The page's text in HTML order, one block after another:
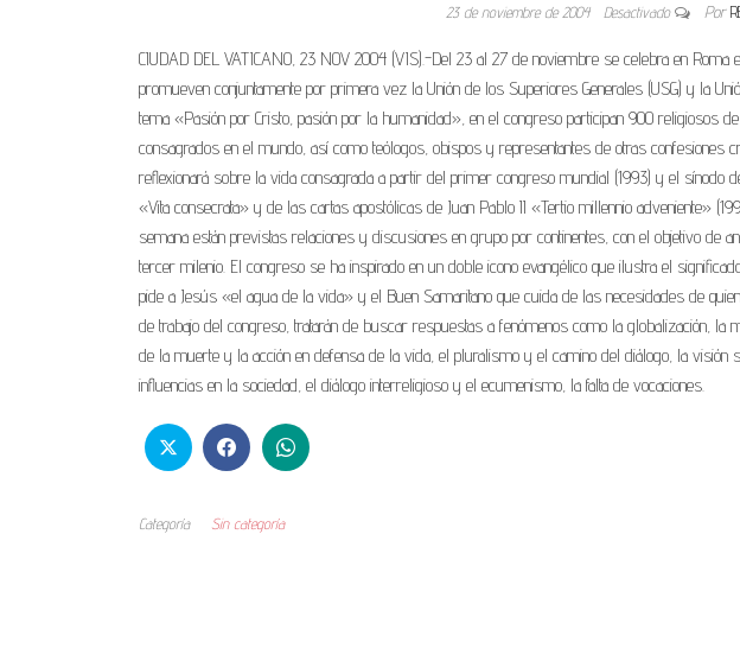
23 de noviembre de 2004 Desactivado Por
CIUDAD DEL VATICANO, 23 NOV 2004 (VIS).-Del 23 al 27 de noviembre se celebra en
promueven conjuntamente por primera vez la Unión de los Superiores Generales (USG) y la
tema «Pasión por Cristo, pasión por la humanidad», en el congreso participan 900 religiosos
consagrados en el mundo, así como teólogos, obispos y representantes de otras confesiones
reflexionará sobre la vida consagrada a partir del primer congreso mundial (1993) y el sínodo
«Vita consecrata» y de las cartas apostólicas de Juan Pablo II «Tertio millennio adveniente»
semana están previstas relaciones y discusiones en grupo por continentes, con el objetivo de
tercer milenio. El congreso se ha inspirado en un doble icono evangélico que ilustra el
pide a Jesús «el agua de la vida» y el Buen Samaritano que cuida de las necesidades de
de trabajo del congreso, tratarán de buscar respuestas a fenómenos como la globalización,
de la muerte y la acción en defensa de la vida, el pluralismo y el camino del diálogo, la
influencias en la sociedad, el diálogo interreligioso y el ecumenismo, la falta de vocaciones.
Categoría Sin categoría